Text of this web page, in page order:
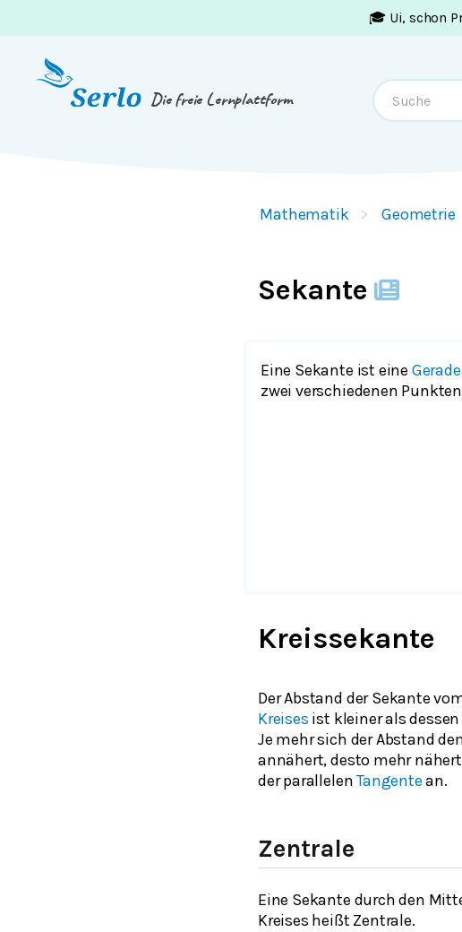
🎓 Ui, schon
Die freie Lernplattform
Mathematik Geometrie
Sekante
Eine Sekante ist eine Gerade
zwei verschiedenen
Kreissekante
Der Abstand der Sekante
Kreises ist kleiner als dessen
Je mehr sich der Abstand
annähert, desto mehr
der parallelenTangentean.
Zentrale
Eine Sekante durch den
Kreises heißt Zentrale.